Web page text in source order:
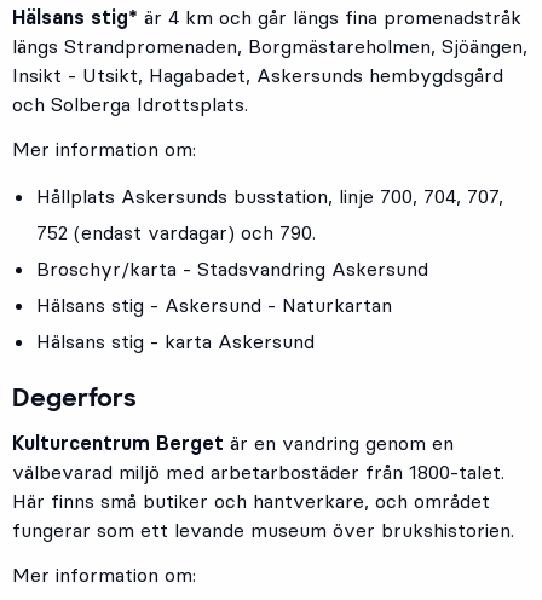
Hälsans stig* är 4 km och går längs fina promenadstråk
längs Strandpromenaden, Borgmästareholmen, Sjöängen,
Insikt - Utsikt, Hagabadet, Askersunds hembygdsgård
och Solberga Idrottsplats.
Mer information om:
Hållplats Askersunds busstation, linje 700, 704, 707,
752 (endast vardagar) och 790.
Broschyr/karta - Stadsvandring Askersund
Hälsans stig - Askersund - Naturkartan
Hälsans stig - karta Askersund
Degerfors
Kulturcentrum Berget är en vandring genom en
välbevarad miljö med arbetarbostäder från 1800-talet.
Här finns små butiker och hantverkare, och området
fungerar som ett levande museum över brukshistorien.
Mer information om: